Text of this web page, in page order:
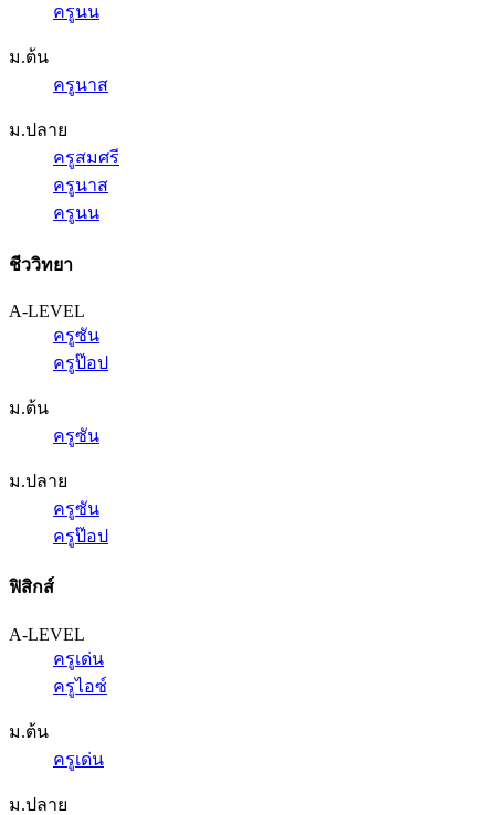
ครูนน
ม.ต้น
ครูนาส
ม.ปลาย
ครูสมศรี
ครูนาส
ครูนน
ชีววิทยา
A-LEVEL
ครูซัน
ครูป๊อป
ม.ต้น
ครูซัน
ม.ปลาย
ครูซัน
ครูป๊อป
ฟิสิกส์
A-LEVEL
ครูเด่น
ครูไอซ์
ม.ต้น
ครูเด่น
ม.ปลาย